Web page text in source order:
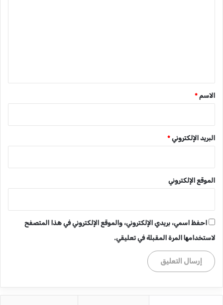
*الاسم *
البريد الإلكتروني *
الموقع الإلكتروني
احفظ اسمي، بريدي الإلكتروني، والموقع الإلكتروني في هذا المتصفح
لاستخدامها المرة المقبلة في تعليقي.